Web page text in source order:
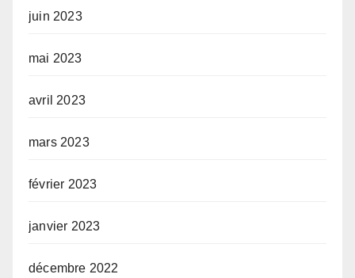
juin 2023
mai 2023
avril 2023
mars 2023
février 2023
janvier 2023
décembre 2022